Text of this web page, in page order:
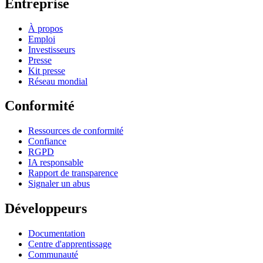
Entreprise
À propos
Emploi
Investisseurs
Presse
Kit presse
Réseau mondial
Conformité
Ressources de conformité
Confiance
RGPD
IA responsable
Rapport de transparence
Signaler un abus
Développeurs
Documentation
Centre d'apprentissage
Communauté